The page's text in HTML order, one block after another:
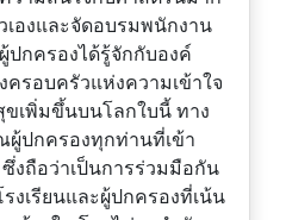
องและจัดอบรมพนักงาน
กครองได้รู้จักกับองค์
ครอบครัวแห่งความเข้าใจ
ขเพิ่มขึ้นบนโลกใบนี้ ทาง
ผู้ปกครองทุกท่านที่เข้า
งถือว่าเป็นการร่วมมือกัน
งเรียนและผู้ปกครองที่เน้น